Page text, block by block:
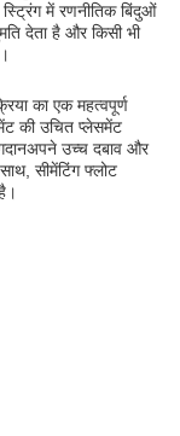
में रणनीतिक बिंदुओं
देता है और किसी भी
का एक महत्वपूर्ण
की उचित प्लेसमेंट
उच्च दबाव और
सीमेंटिंग फ्लोट